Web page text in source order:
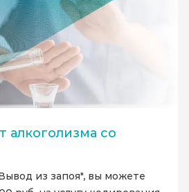
алкоголизма со
из запоя", вы можете